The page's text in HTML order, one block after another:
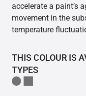
accelerate a paint’s
movement in the
temperature
THIS COLOUR IS
TYPES